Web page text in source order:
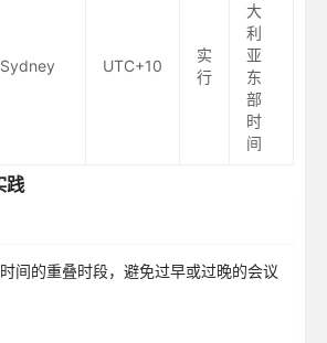
UTC+10
实
行
大
利
亚
东
部
时
间
践
间的重叠时段，避免过早或过晚的会议